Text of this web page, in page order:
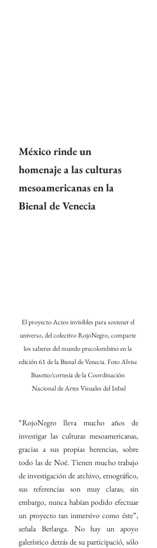
México rinde un
homenaje a las culturas
mesoamericanas en la
Bienal de Venecia
El proyecto Actos invisibles para sostener el
universo, del colectivo RojoNegro, comparte
los saberes del mundo precolombino en la
edición 61 de la Bienal de Venecia. Foto Alvise
Busetto/cortesía de la Coordinación
Nacional de Artes Visuales del Inbal
“RojoNegro lleva mucho años de
investigar las culturas mesoamericanas,
gracias a sus propias herencias, sobre
todo las de Noé. Tienen mucho trabajo
de investigación de archivo, etnográfico,
sus referencias son muy claras; sin
embargo, nunca habían podido efectuar
un proyecto tan inmersivo como éste”,
señala Berlanga. No hay un apoyo
galerístico detrás de su participació, sólo